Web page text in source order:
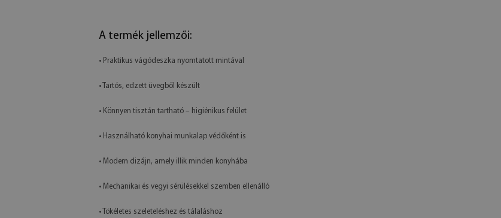
A termék jellemzői:
• Praktikus vágódeszka nyomtatott mintával
• Tartós, edzett üvegből készült
• Könnyen tisztán tartható – higiénikus felület
• Használható konyhai munkalap védőként is
• Modern dizájn, amely illik minden konyhába
• Mechanikai és vegyi sérülésekkel szemben ellenálló
• Tökéletes szeleteléshez és tálaláshoz